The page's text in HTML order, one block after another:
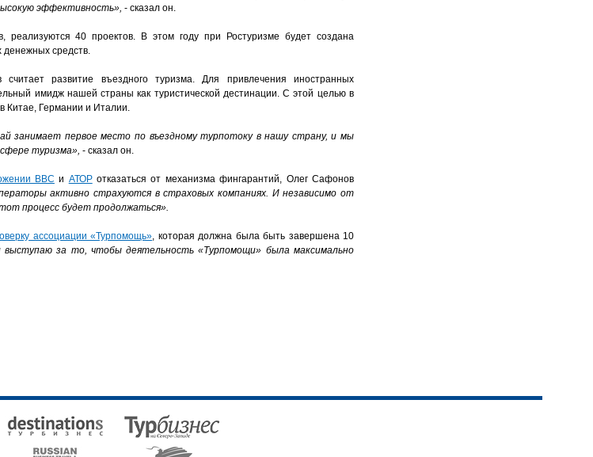
эффективность», - сказал он.
40 проектов. В этом году при Ростуризме будет создана
средств.
развитие въездного туризма. Для привлечения иностранных
имидж нашей страны как туристической дестинации. С этой целью в
Китае, Германии и Италии.
занимает первое место по въездному турпотоку в нашу страну, и мы
туризма», - сказал он.
ВВС и АТОРотказаться от механизма фингарантий, Олег Сафонов
активно страхуются в страховых компаниях. И независимо от
процесс будет продолжаться».
ассоциации «Турпомощь», которая должна была быть завершена 10
выступаю за то, чтобы деятельность «Турпомощи» была максимально